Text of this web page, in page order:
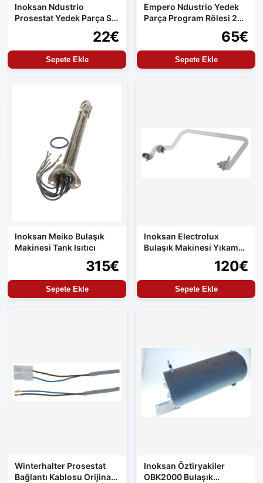
Inoksan Ndustrio
Prosestat Yedek Parça Su
22€
Sepete Ekle
Empero Ndustrio Yedek
Parça Program Rölesi 220
65€
Sepete Ekle
Inoksan Meiko Bulaşık
Makinesi Tank Isıtıcı
315€
Sepete Ekle
Inoksan Electrolux
Bulaşık Makinesi Yıkama
Hortumu Orijinal Yedek
120€
Sepete Ekle
Winterhalter Prosestat
Bağlantı Kablosu Orijinal
Inoksan Öztiryakiler
OBK2000 Bulaşık